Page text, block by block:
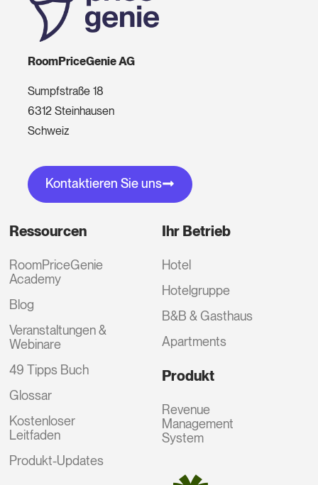
RoomPriceGenie AG
Sumpfstraße 18
6312 Steinhausen
Schweiz
Kontaktieren Sie uns
Ressourcen
RoomPriceGenie
Academy
Blog
Veranstaltungen &
Webinare
49 Tipps Buch
Glossar
Kostenloser
Leitfaden
Produkt-Updates
Ihr Betrieb
Hotel
Hotelgruppe
B&B & Gasthaus
Apartments
Produkt
Revenue
Management
System